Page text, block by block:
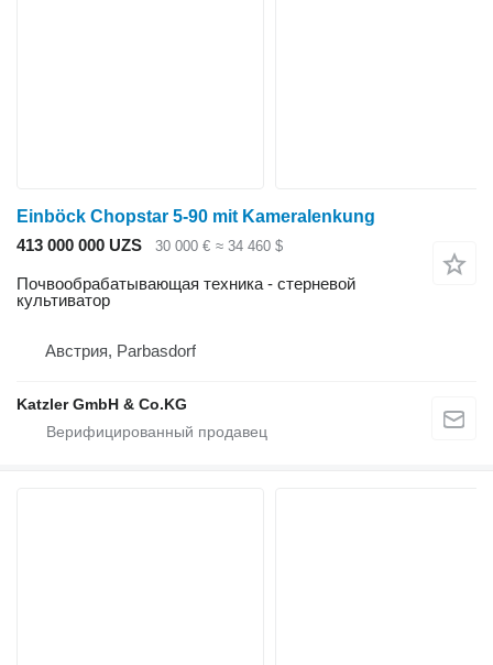
Einböck Chopstar 5-90 mit Kameralenkung
413 000 000 UZS
30 000 € ≈ 34 460 $
Почвообрабатывающая техника - стерневой
культиватор
Австрия, Parbasdorf
Katzler GmbH & Co.KG